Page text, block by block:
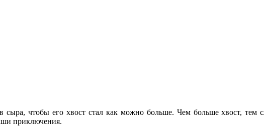
чтобы его хвост стал как можно больше. Чем больше хвост, тем
приключения.